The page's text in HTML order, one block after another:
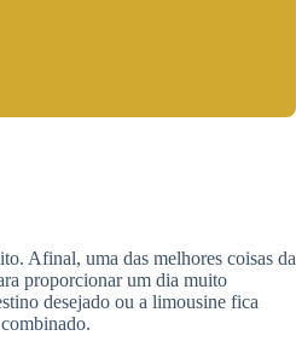
Afinal, uma das melhores coisas da
proporcionar um dia muito
desejado ou a limousine fica